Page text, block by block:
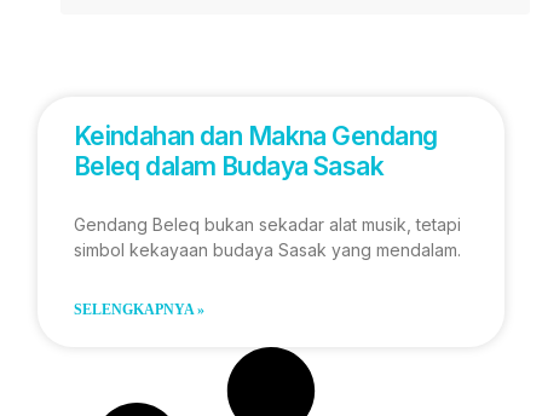
Keindahan dan Makna Gendang
Beleq dalam Budaya Sasak
Gendang Beleq bukan sekadar alat musik, tetapi
simbol kekayaan budaya Sasak yang mendalam.
SELENGKAPNYA »